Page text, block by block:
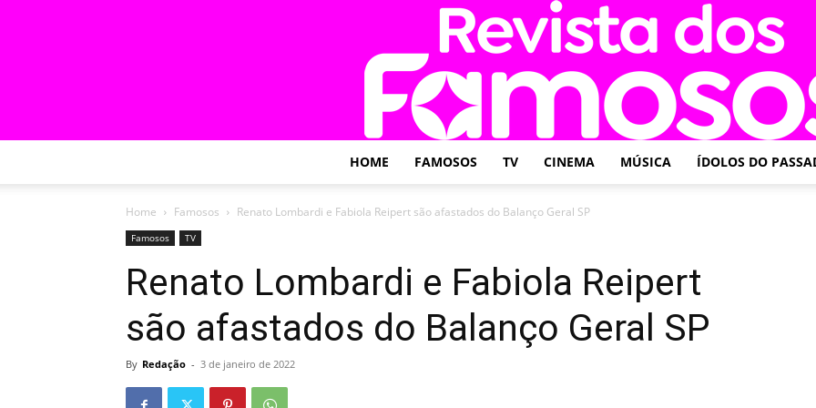
HOME FAMOSOS TV CINEMA MÚSICA ÍDOLOS DO
Home Famosos Renato Lombardi e Fabiola Reipert são afastados do Balanço Geral SP
Famosos TV
Renato Lombardi e Fabiola Reipert
são afastados do Balanço Geral SP
By Redação - 3 de janeiro de 2022